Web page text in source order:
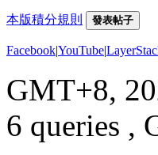
本版積分規則 發表帖子
Facebook|YouTube|
GMT+8,
6 queries ,